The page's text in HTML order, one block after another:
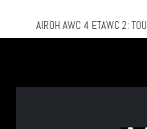
AIROH AWC 4 ETAWC 2: